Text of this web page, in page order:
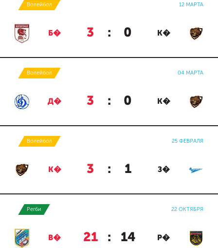
Волейбол 12 МАРТА
Б� 3 : 0 К�
Волейбол 04 МАРТА
Д� 3 : 0 К�
Волейбол 25 ФЕВРАЛЯ
К� 3 : 1 З�
Регби 22 ОКТЯБРЯ
В� 21 : 14 Р�